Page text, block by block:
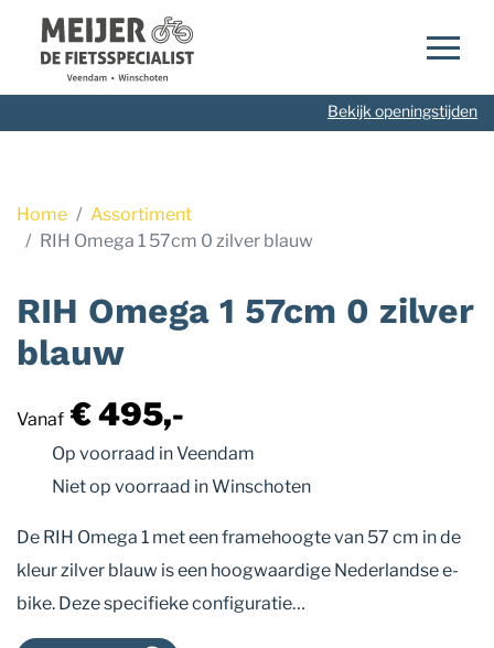
Navigatie
Bekijk openingstijden
Home
Assortiment
RIH Omega 1 57cm 0 zilver blauw
RIH Omega 1 57cm 0 zilver
blauw
Vanaf € 495,-
Op voorraad in Veendam
Niet op voorraad in Winschoten
De RIH Omega 1 met een framehoogte van 57 cm in de
kleur zilver blauw is een hoogwaardige Nederlandse e-
bike. Deze specifieke configuratie…